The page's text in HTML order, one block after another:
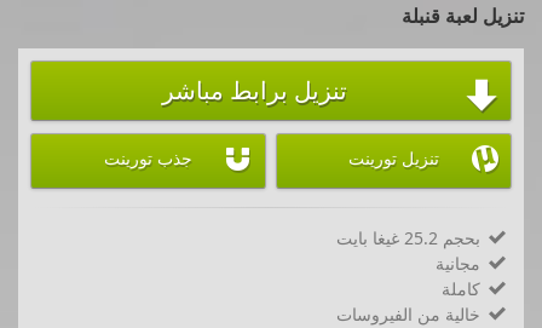
تنزيل لعبة قنبلة
 تنزيل برابط مباشر
 تنزيل تورينت  جذب تورينت
 بحجم 25.2 غيغا بايت
 مجانية
 كاملة
 خالية من الفيروسات